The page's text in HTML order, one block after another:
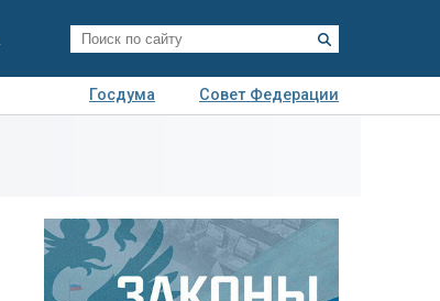
Госдума
Совет Федерации